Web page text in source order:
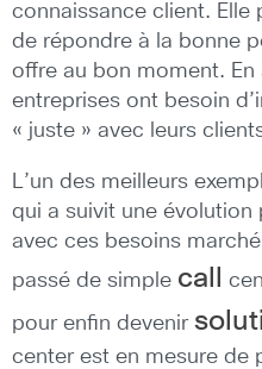
connaissance client. Elle
de répondre à la bonne
offre au bon moment.
entreprises ont besoin
« juste » avec leurs
L’un des meilleurs
qui a suivit une évolution
avec ces besoins
passé de simple call
pour enfin devenir
center est en mesure de